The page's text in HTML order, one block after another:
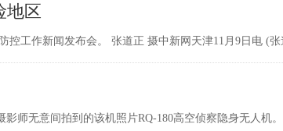
地区
控工作新闻发布会。 张道正 摄中新网天津11月9日电 (
影师无意间拍到的该机照片RQ-180高空侦察隐身无人机